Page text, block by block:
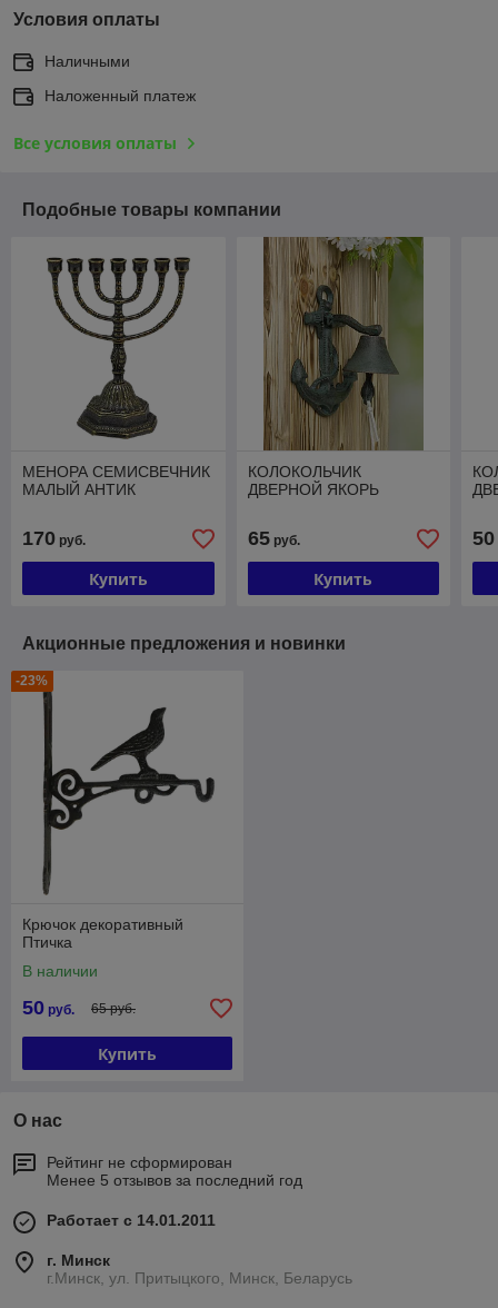
Условия оплаты
Наличными
Наложенный платеж
Все условия оплаты
Подобные товары компании
МЕНОРА СЕМИСВЕЧНИК
МАЛЫЙ АНТИК
170 руб.
Купить
КОЛОКОЛЬЧИК
ДВЕРНОЙ ЯКОРЬ
65руб.
Купить
50
Акционные предложения и новинки
-23%
Крючок декоративный
Птичка
В наличии
50 руб. 65 руб.
Купить
О нас
Рейтинг не сформирован
Менее 5 отзывов за последний год
Работает с 14.01.2011
г. Минск
г.Минск, ул. Притыцкого, Минск, Беларусь